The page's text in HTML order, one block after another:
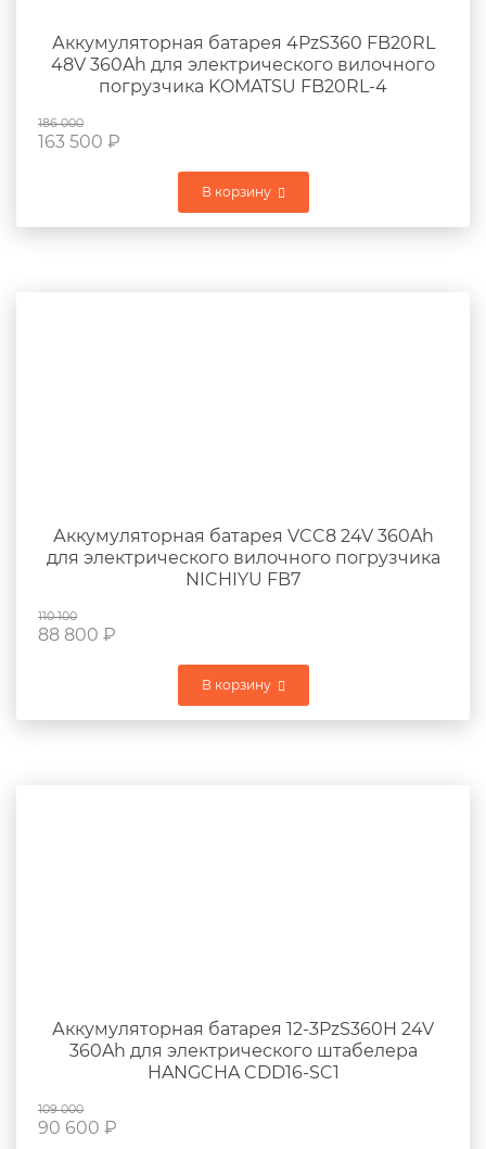
Аккумуляторная батарея 4PzS360 FB20RL
48V 360Ah для электрического вилочного
погрузчика KOMATSU FB20RL-4
186 000
163 500 ₽
В корзину
Аккумуляторная батарея VCC8 24V 360Ah
для электрического вилочного погрузчика
NICHIYU FB7
110 100
88 800 ₽
В корзину
Аккумуляторная батарея 12-3PzS360H 24V
360Ah для электрического штабелера
HANGCHA CDD16-SC1
109 000
90 600 ₽